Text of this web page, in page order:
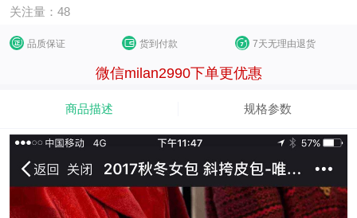
关注量：48
品质保证 货到付款 7天无理由退货
微信milan2990下单更优惠
商品描述 规格参数